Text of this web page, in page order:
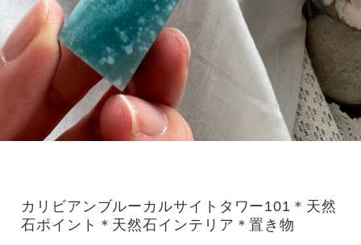
カリビアンブルーカルサイトタワー101＊天然
石ポイント＊天然石インテリア＊置き物